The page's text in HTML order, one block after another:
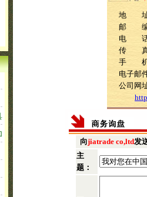
地 址
邮 编
电 话
传 真
手 机
电子邮
公司网
向jiatrade co,ltd发
主
题：